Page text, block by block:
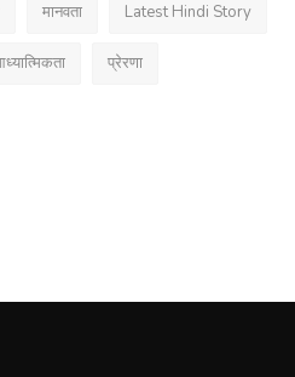
मानवता Latest Hindi Story
प्रेरणा